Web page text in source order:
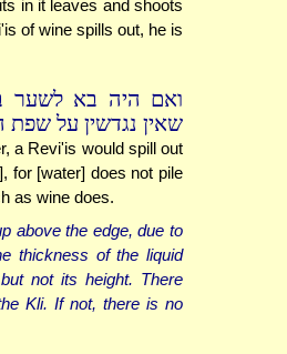
in it leaves and shoots
of wine spills out, he is
ואם היה בא לשער
שאין נגדשין על שפת
a Revi'is would spill out
for [water] does not pile
as wine does.
above the edge, due to
thickness of the liquid
not its height. There
Kli. If not, there is no